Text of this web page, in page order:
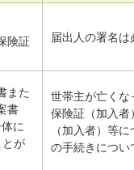
険証
届出人の署名は
また
書
に
とが
世帯主が亡くな
保険証（加入者
（加入者）等
の手続きについ